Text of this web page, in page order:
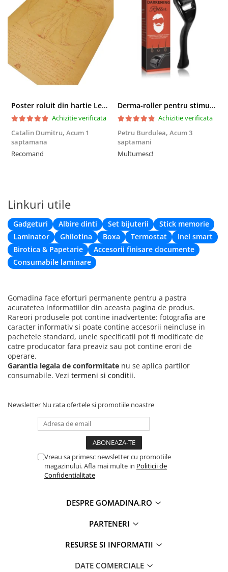
Poster roluit din hartie Leonardo Da Vinci, Vitruvian Man, vintage, 51x35 cm
Achizitie verificata
Catalin Dumitru, Acum 1
saptamana
Recomand
Derma-roller pentru stimularea cresterii parului, scalp si barba, Beard Roller
Achizitie verificata
Petru Burdulea, Acum 3
saptamani
Multumesc!
Linkuri utile
Gadgeturi Albire dinti Set bijuterii
Stick memorie
Laminator
Ghilotina Boxa Termostat
Inel smart
Birotica & Papetarie
Accesorii finisare documente
Consumabile laminare
Gomadina face eforturi permanente pentru a pastra
acuratetea informatiilor din aceasta pagina de produs.
Rareori produsele pot contine inadvertente: fotografia are
caracter informativ si poate contine accesorii neincluse in
pachetele standard, unele specificatii pot fi modificate de
catre producator fara preaviz sau pot contine erori de
operare.
Garantia legala de conformitate nu se aplica partilor
consumabile. Vezi termeni si conditii.
Newsletter Nu rata ofertele si promotiile noastre
Vreau sa primesc newsletter cu promotiile
magazinului. Afla mai multe in Politicii de
Confidentialitate
DESPRE GOMADINA.RO
PARTENERI
RESURSE SI INFORMATII
DATE COMERCIALE